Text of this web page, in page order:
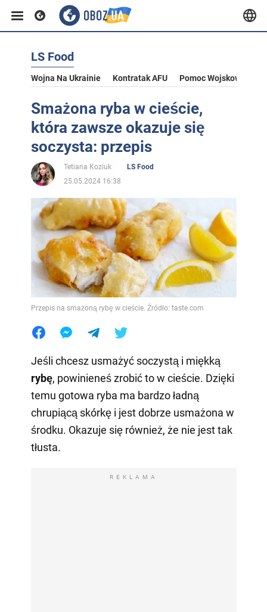
LS Food
Wojna Na Ukrainie Kontratak AFU Pomoc Wojskowa Dla
Smażona ryba w cieście,
która zawsze okazuje się
soczysta: przepis
Tetiana Koziuk
LS Food
25.05.2024 16:38
Przepis na smażoną rybę w cieście. Źródło: taste.com
Jeśli chcesz usmażyć soczystą i miękką
rybę, powinieneś zrobić to w cieście. Dzięki
temu gotowa ryba ma bardzo ładną
chrupiącą skórkę i jest dobrze usmażona w
środku. Okazuje się również, że nie jest tak
tłusta.
REKLAMA